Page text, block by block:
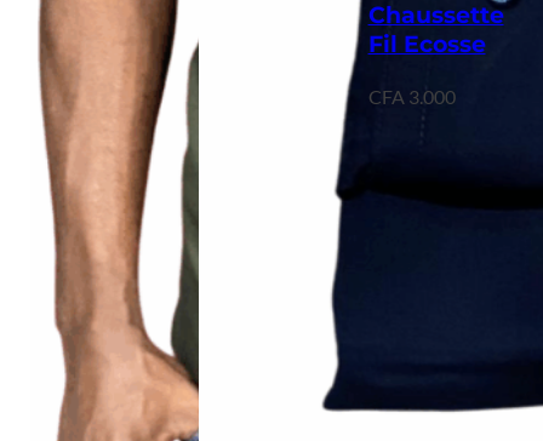
Chaussette
Fil Ecosse
CFA 3.000